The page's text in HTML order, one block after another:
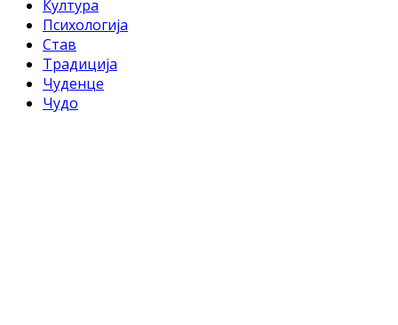
Култура
Психологија
Став
Традиција
Чуденце
Чудо